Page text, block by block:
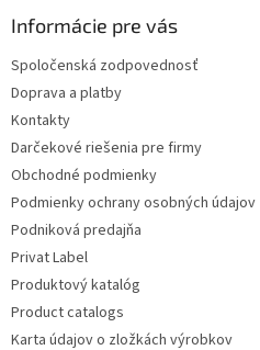
Informácie pre vás
Spoločenská zodpovednosť
Doprava a platby
Kontakty
Darčekové riešenia pre firmy
Obchodné podmienky
Podmienky ochrany osobných údajov
Podniková predajňa
Privat Label
Produktový katalóg
Product catalogs
Karta údajov o zložkách výrobkov